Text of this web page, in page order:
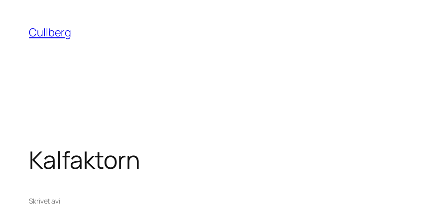
innehåll
Cullberg
Kalfaktorn
Skrivet avi